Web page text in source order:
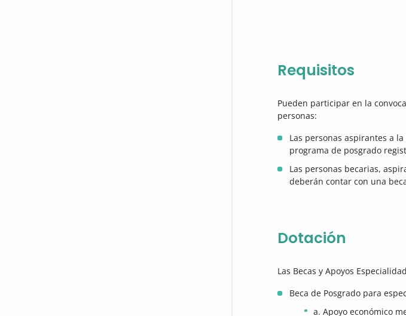
Requisitos
Pueden participar en la
personas:
Las personas aspirantes a
programa de posgrado
Las personas becarias,
deberán contar con una
Dotación
Las Becas y Apoyos
Beca de Posgrado para
a. Apoyo económico